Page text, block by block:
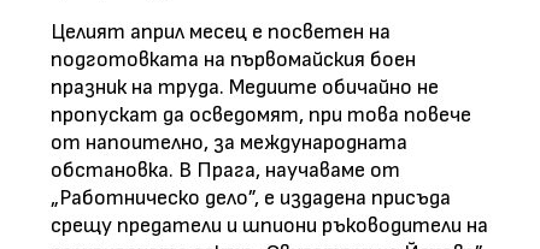
Целият април месец е посветен на
подготовката на първомайския боен
празник на труда. Медиите обичайно не
пропускат да осведомят, при това повече
от напоително, за международната
обстановка. В Прага, научаваме от
„Работническо дело”, е издадена присъда
срещу предатели и шпиони ръководители на